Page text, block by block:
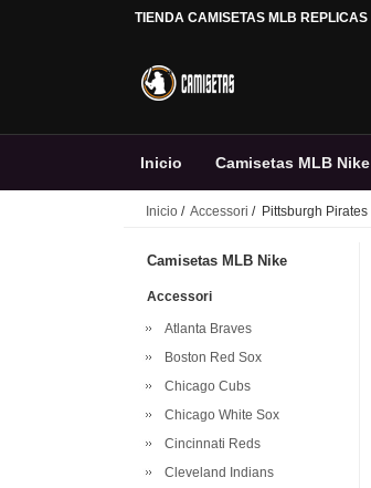
TIENDA CAMISETAS MLB REPLICAS
Inicio Camisetas MLB Nike
Personalizada
Inicio / Accessori / Pittsburgh Pirates
Camisetas MLB Nike
Accessori
Atlanta Braves
Boston Red Sox
Chicago Cubs
Chicago White Sox
Cincinnati Reds
Cleveland Indians